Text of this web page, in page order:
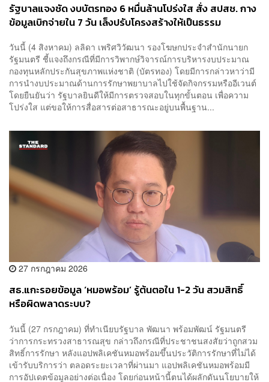
รัฐบาลแจงชัด งบบัตรทอง 6 หมื่นล้านโปร่งใส สั่ง สปสช. กาง
ข้อมูลเบิกจ่ายใน 7 วัน เล็งปรับโครงสร้างให้เป็นธรรม
วันนี้ (4 สิงหาคม) ลลิดา เพริศวิวัฒนา รองโฆษกประจำสำนักนายก
รัฐมนตรี ชี้แจงถึงกรณีที่มีการวิพากษ์วิจารณ์การบริหารงบประมาณ
กองทุนหลักประกันสุขภาพแห่งชาติ (บัตรทอง) โดยมีการกล่าวหาว่ามี
การนำงบประมาณด้านการรักษาพยาบาลไปใช้จัดกิจกรรมหรืออีเวนต์
โดยยืนยันว่า รัฐบาลยินดีให้มีการตรวจสอบในทุกขั้นตอน เพื่อความ
โปร่งใส แต่ขอให้การสื่อสารต่อสาธารณะอยู่บนพื้นฐาน...
27 กรกฎาคม 2026
สธ.แกะรอยข้อมูล ‘หมอพร้อม’ รู้ต้นตอใน 1-2 วัน สวมสิทธิ์
หรือผิดพลาดระบบ?
วันนี้ (27 กรกฎาคม) ที่ทำเนียบรัฐบาล พัฒนา พร้อมพัฒน์ รัฐมนตรี
ว่าการกระทรวงสาธารณสุข กล่าวถึงกรณีที่ประชาชนสงสัยว่าถูกสวม
สิทธิ์การรักษา หลังแอปพลิเคชันหมอพร้อมขึ้นประวัติการรักษาที่ไม่ได้
เข้ารับบริการว่า ตลอดระยะเวลาที่ผ่านมา แอปพลิเคชันหมอพร้อมมี
การอัปเดตข้อมูลอย่างต่อเนื่อง โดยก่อนหน้านี้ตนได้ผลักดันนโยบายให้